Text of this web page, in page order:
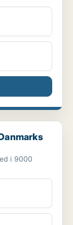
arb...
i 9000